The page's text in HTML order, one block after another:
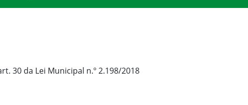
30 da Lei Municipal n.º 2.198/2018